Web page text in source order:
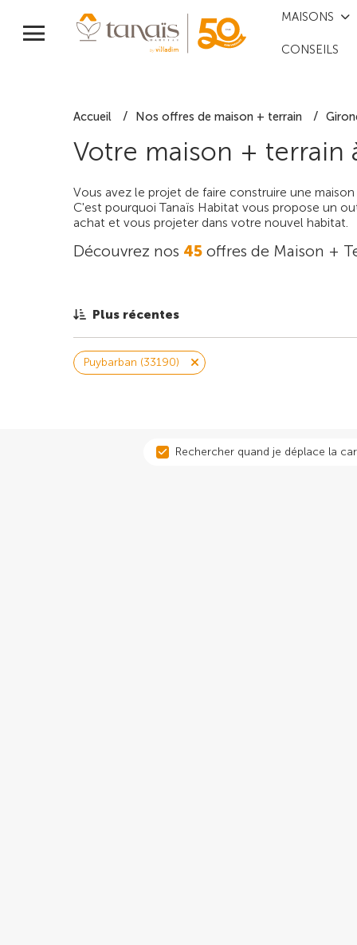
MAISONS
CONSEILS
Accueil Nos offres de maison + terrain
Votre maison + terrain
Vous avez le projet de faire construire une
C'est pourquoi Tanaïs Habitat vous propose un
achat et vous projeter dans votre nouvel habitat.
Découvrez nos 45 offres de Maison +
Plus récentes
Puybarban (33190)
Rechercher quand je déplace la